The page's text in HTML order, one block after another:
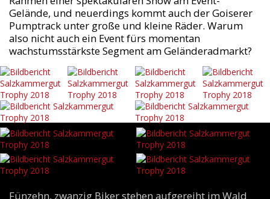
Gelände, und neuerdings kommt auch der Goiserer
Pumptrack unter große und kleine Räder. Warum
also nicht auch ein Event fürs momentan
wachstumsstärkste Segment am Geländeradmarkt?
Fünzehn, zwanzig Biker stehen aufgereiht im Wald